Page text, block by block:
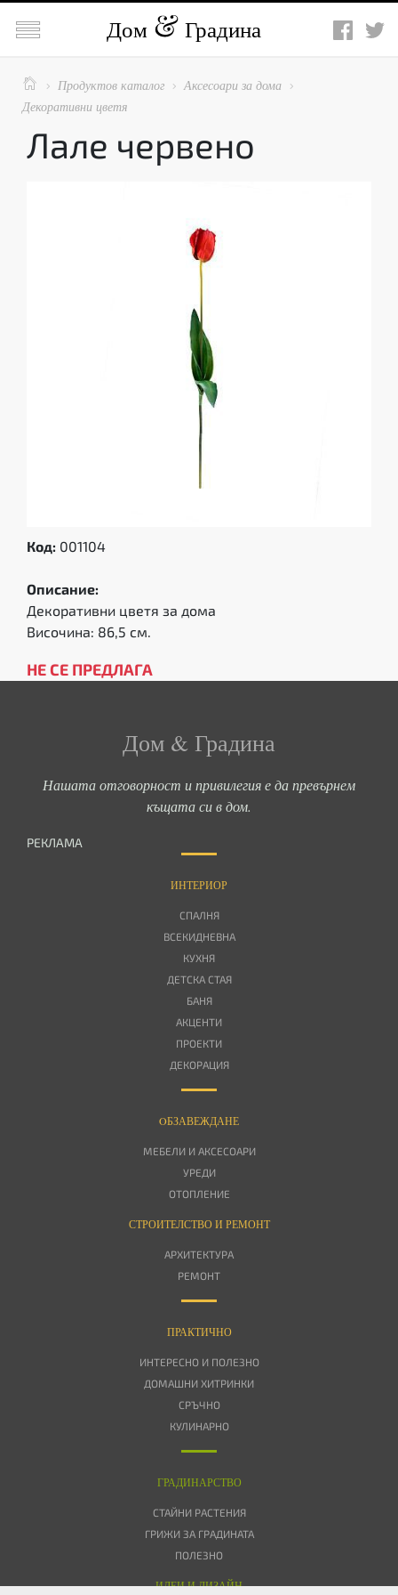
 Дом Градина
  Продуктов каталог  Аксесоари за дома 
Декоративни цветя
Лале червено
Код: 001104
Описание:
Декоративни цветя за дома
Височина: 86,5 см.
НЕ СЕ ПРЕДЛАГА
Дом & Градина
Нашата отговорност и привилегия е да превърнем
къщата си в дом.
РЕКЛАМА
ИНТЕРИОР
СПАЛНЯ
ВСЕКИДНЕВНА
КУХНЯ
ДЕТСКА СТАЯ
БАНЯ
АКЦЕНТИ
ПРОЕКТИ
ДЕКОРАЦИЯ
OБЗАВЕЖДАНЕ
МЕБЕЛИ И АКСЕСОАРИ
УРЕДИ
ОТОПЛЕНИЕ
СТРОИТЕЛСТВО И РЕМОНТ
АРХИТЕКТУРА
РЕМОНТ
ПРАКТИЧНО
ИНТЕРЕСНО И ПОЛЕЗНО
ДОМАШНИ ХИТРИНКИ
СРЪЧНО
КУЛИНАРНО
ГРАДИНАРСТВО
СТАЙНИ РАСТЕНИЯ
ГРИЖИ ЗА ГРАДИНАТА
ПОЛЕЗНО
ИДЕИ И ДИЗАЙН